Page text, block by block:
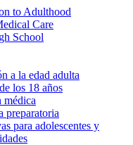
to Adulthood
Care
School
a la edad adulta
los 18 años
médica
preparatoria
para adolescentes y